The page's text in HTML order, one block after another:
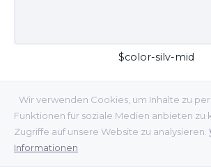
Wir verwenden Cookies, um Inhalte zu
Funktionen für soziale Medien anbieten zu
Zugriffe auf unsere Website zu analysieren.
Informationen
$color-silv-mid